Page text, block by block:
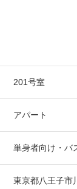
201号室
アパート
単身者向け・バ
東京都八王子市